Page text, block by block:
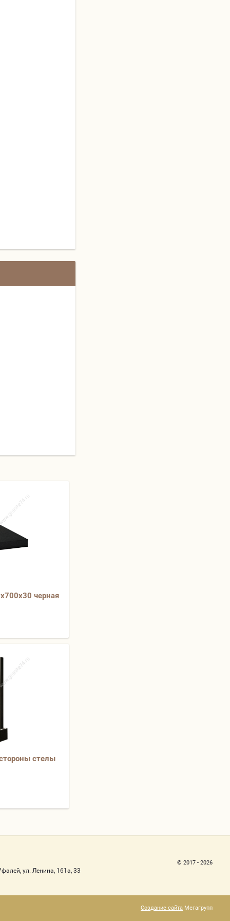
черная
стелы
ул. Ленина, 161а, 33
© 2017 - 2026
Создание сайта Мегагрупп